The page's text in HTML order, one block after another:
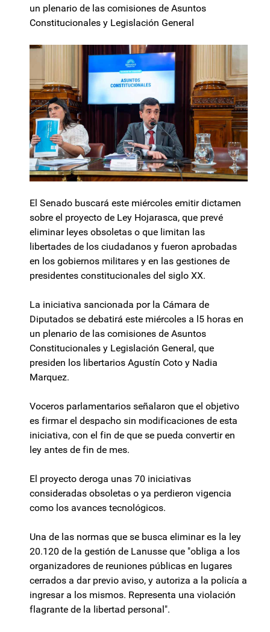
un plenario de las comisiones de Asuntos
Constitucionales y Legislación General
El Senado buscará este miércoles emitir dictamen
sobre el proyecto de Ley Hojarasca, que prevé
eliminar leyes obsoletas o que limitan las
libertades de los ciudadanos y fueron aprobadas
en los gobiernos militares y en las gestiones de
presidentes constitucionales del siglo XX.
La iniciativa sancionada por la Cámara de
Diputados se debatirá este miércoles a l5 horas en
un plenario de las comisiones de Asuntos
Constitucionales y Legislación General, que
presiden los libertarios Agustín Coto y Nadia
Marquez.
Voceros parlamentarios señalaron que el objetivo
es firmar el despacho sin modificaciones de esta
iniciativa, con el fin de que se pueda convertir en
ley antes de fin de mes.
El proyecto deroga unas 70 iniciativas
consideradas obsoletas o ya perdieron vigencia
como los avances tecnológicos.
Una de las normas que se busca eliminar es la ley
20.120 de la gestión de Lanusse que "obliga a los
organizadores de reuniones públicas en lugares
cerrados a dar previo aviso, y autoriza a la policía a
ingresar a los mismos. Representa una violación
flagrante de la libertad personal".